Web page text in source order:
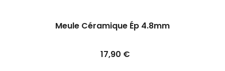
Meule Céramique Ép 4.8mm
Prix
17,90 €